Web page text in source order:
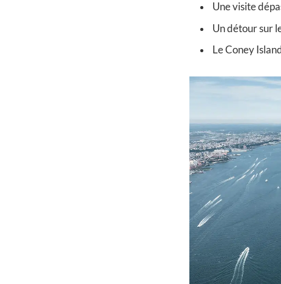
Une visite
Un détour sur
Le Coney